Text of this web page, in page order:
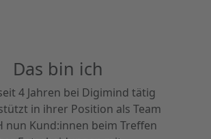
Das bin ich
4 Jahren bei Digimind tätig
in ihrer Position als Team
nun Kund:innen beim Treffen